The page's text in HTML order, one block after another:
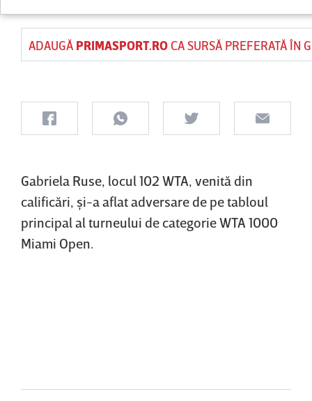
ADAUGĂ PRIMASPORT.ROCA SURSĂ PREFERATĂ ÎN
Gabriela Ruse, locul 102 WTA, venită din
calificări, şi-a aflat adversare de pe tabloul
principal al turneului de categorie WTA 1000
Miami Open.